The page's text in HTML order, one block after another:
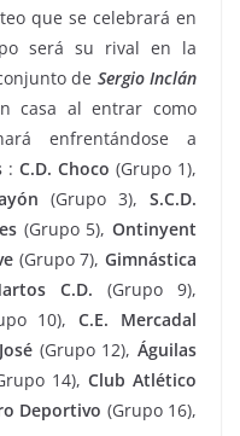
que se celebrará en
será su rival en la
de Sergio Inclán
casa al entrar como
enfrentándose a
: C.D. Choco (Grupo 1),
(Grupo 3), S.C.D.
(Grupo 5),Ontinyent
(Grupo 7), Gimnástica
C.D. (Grupo 9),
10),C.E. Mercadal
(Grupo 12), Águilas
14),Club Atlético
Deportivo (Grupo 16),